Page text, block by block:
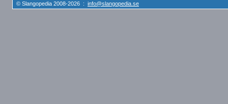
© Slangopedia 2008-2026 : info@slangopedia.se